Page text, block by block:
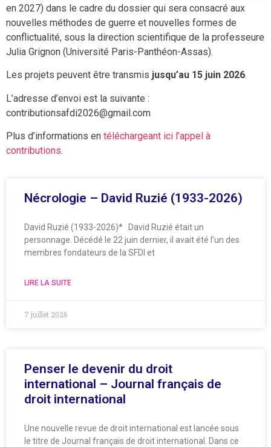
en 2027) dans le cadre du dossier qui sera consacré aux
nouvelles méthodes de guerre et nouvelles formes de
conflictualité, sous la direction scientifique de la professeure
Julia Grignon (Université Paris-Panthéon-Assas).
Les projets peuvent être transmis jusqu’au 15 juin 2026.
L’adresse d’envoi est la suivante :
contributionsafdi2026@gmail.com
Plus d’informations en téléchargeant ici l’appel à
contributions.
Nécrologie – David Ruzié (1933-2026)
David Ruzié (1933-2026)* David Ruzié était un
personnage. Décédé le 22 juin dernier, il avait été l’un des
membres fondateurs de la SFDI et
LIRE LA SUITE
7 juillet 2026
Penser le devenir du droit
international – Journal français de
droit international
Une nouvelle revue de droit international est lancée sous
le titre de Journal français de droit international. Dans ce